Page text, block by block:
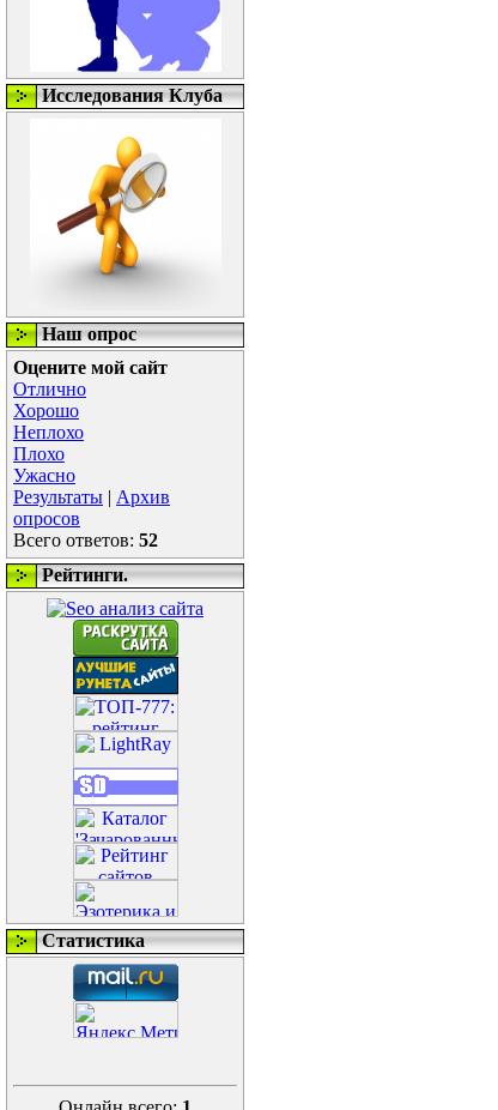
Исследования Клуба
Наш опрос
Оцените мой сайт
Отлично
Хорошо
Неплохо
Плохо
Ужасно
Результаты | Архив
опросов
Всего ответов: 52
Рейтинги.
Статистика